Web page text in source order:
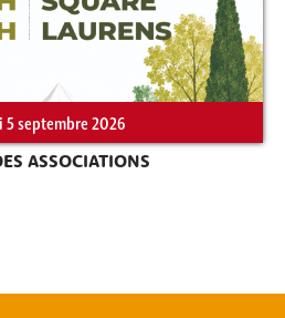
5 septembre 2026
ASSOCIATIONS